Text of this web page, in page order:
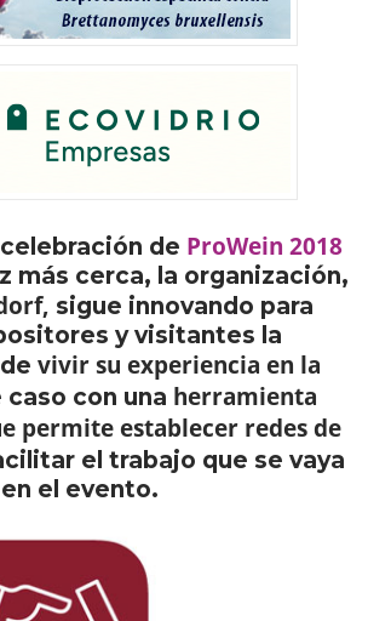
de ProWein 2018
más cerca, la organización,
sigue innovando para
y visitantes la
vivir su experiencia en la
caso con una herramienta
permite establecer redes de
el trabajo que se vaya
el evento.